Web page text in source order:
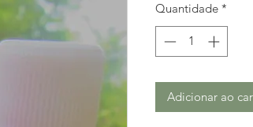
Quantidade *
Adicionar ao